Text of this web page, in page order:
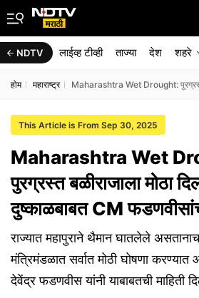
NDTV लाईव्ह टीव्ही ताज्या देश शहरे
होम महाराष्ट्र Maharashtra Wet Drought: पुरग्रस्त
This Article is From Sep 30, 2025
Maharashtra Wet
पुरग्रस्त बळीराजाला मोठा
दुष्काळबाबत CM
राज्यात महापुराने थैमान घातलेले
मंत्रिमंडळात सर्वात मोठी घोषणा
देवेंद्र फडणवीस यांनी याबाबतची माहिती